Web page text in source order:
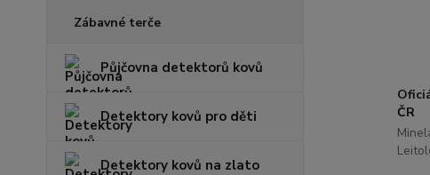
Zábavné terče
Půjčovna detektorů kovů
Detektory kovů pro děti
Detektory kovů na zlato
ČR